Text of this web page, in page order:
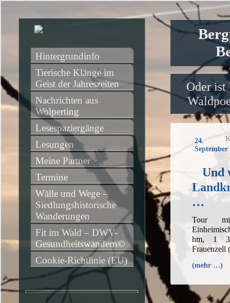
Oder ist
24.
September
Und
…
Tour
hm, 1 3/
Frauenzell
(mehr …)
Hintergrundinfo
Tierische Klänge im
Geist der Jahreszeiten
Nachrichten aus
Wolperting
Lesespaziergänge
Lesungen
Meine Partner
Termine
Wälle und Wege –
Siedlungshistorische
Wanderungen
Fit im Wald – DWV-
Gesundheitswandern©
Cookie-Richtlinie (EU)